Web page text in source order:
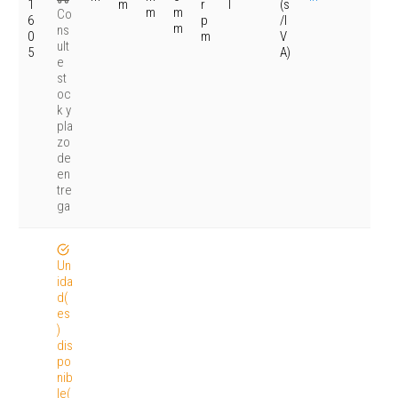
1
6
0
5
Co
ns
ult
e
st
oc
k y
pla
zo
de
en
tre
ga
m
m
m
m
r
p
m
l
(s
/I
V
A)
Un
ida
d(
es
)
dis
po
nib
le(